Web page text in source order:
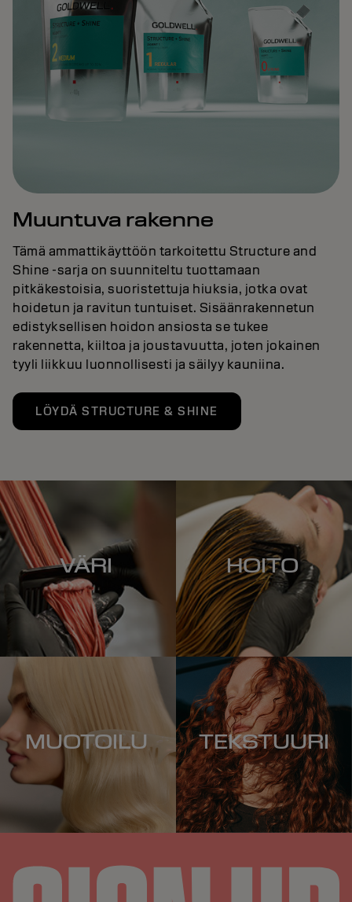
Muuntuva rakenne
Tämä ammattikäyttöön tarkoitettu Structure and
Shine -sarja on suunniteltu tuottamaan
pitkäkestoisia, suoristettuja hiuksia, jotka ovat
hoidetun ja ravitun tuntuiset. Sisäänrakennetun
edistyksellisen hoidon ansiosta se tukee
rakennetta, kiiltoa ja joustavuutta, joten jokainen
tyyli liikkuu luonnollisesti ja säilyy kauniina.
LÖYDÄ STRUCTURE & SHINE
VÄRI HOITO
MUOTOILU TEKSTUURI